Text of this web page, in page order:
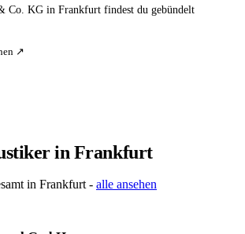
Co. KG in Frankfurt findest du gebündelt
↗
in Frankfurt
in Frankfurt - alle ansehen